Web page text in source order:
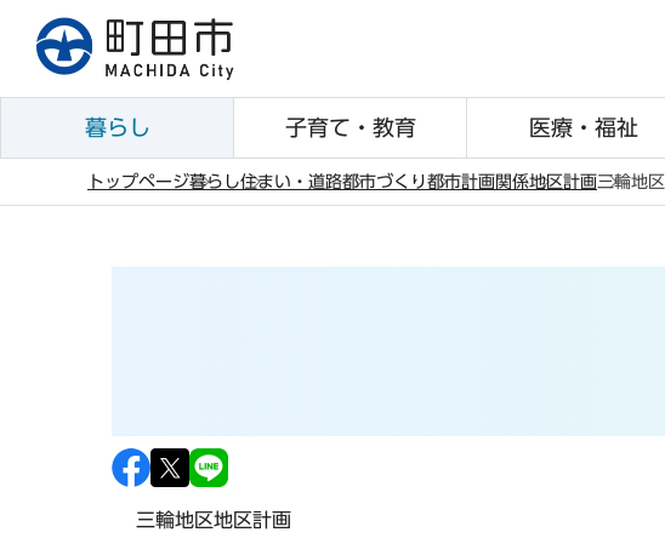
先
暮らし 子育て・教育 医療・福祉
トップページ暮らし住まい・道路都市づくり都市計画関係地区計画三輪地区
三輪地区地区計画